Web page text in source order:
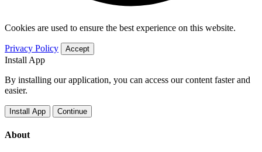
Cookies are used to ensure the best experience on this website.
Privacy Policy Accept
Install App
By installing our application, you can access our content faster and
easier.
Install App Continue
About